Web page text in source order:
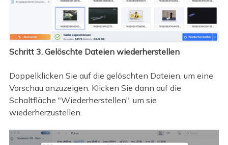
Schritt 3. Gelöschte Dateien wiederherstellen
Doppelklicken Sie auf die gelöschten Dateien, um eine
Vorschau anzuzeigen. Klicken Sie dann auf die
Schaltfläche "Wiederherstellen", um sie
wiederherzustellen.